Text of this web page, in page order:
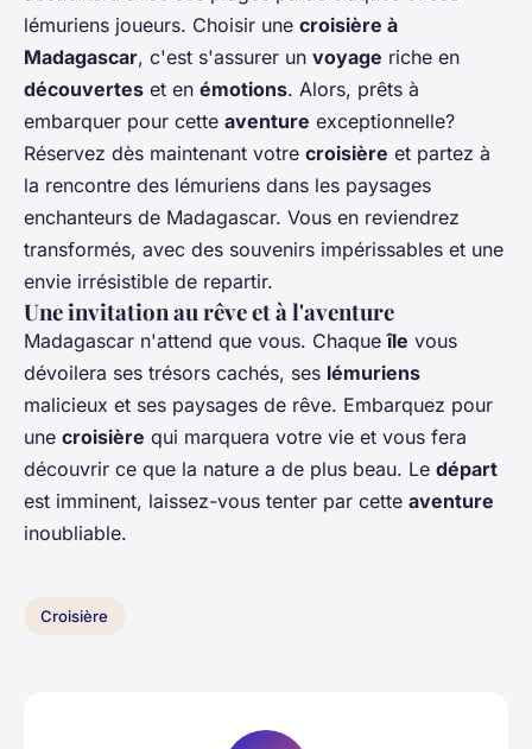
lémuriens joueurs. Choisir une croisière à
Madagascar, c'est s'assurer un voyage riche en
découvertes et en émotions. Alors, prêts à
embarquer pour cette aventure exceptionnelle?
Réservez dès maintenant votre croisière et partez à
la rencontre des lémuriens dans les paysages
enchanteurs de Madagascar. Vous en reviendrez
transformés, avec des souvenirs impérissables et une
envie irrésistible de repartir.
Une invitation au rêve et à l'aventure
Madagascar n'attend que vous. Chaqueîle vous
dévoilera ses trésors cachés, ses lémuriens
malicieux et ses paysages de rêve. Embarquez pour
une croisière qui marquera votre vie et vous fera
découvrir ce que la nature a de plus beau. Le départ
est imminent, laissez-vous tenter par cette aventure
inoubliable.
Croisière